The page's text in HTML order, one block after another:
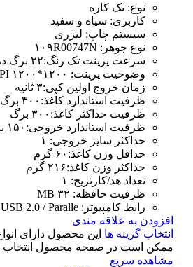
نوع: تک کاره
کاربری: سیاه و سفید
سیستم چاپ: لیزری
نوع جوهر: ۱۰۹R00747N
سرعت پرینت تک رنگ:۲۲ برگ در دقیقه
وضوحیت پرینت: ۱۲۰۰*۱۲۰۰ DPI
زمان خروج اولین کپی:۳ ثانیه
ظرفیت استاندارد کاغذ:۳۰۰ برگ
ظرفیت حداکثر کاغذ:۳۰۰ برگ
ظرفیت استاندارد خروجی:۱۵۰ برگ
حداکثر سایز خروجی: ۱
حداقل وزن کاغذ:۶۰ گرم
حداکثر وزن کاغذ:۲۱۶ گرم
تعداد هد/کارتریج: ۱
ظرفیت حافظه: ۳۲ MB
رابط کامپیوتر: USB 2.0 / Paralle
افزودن به علاقه مندی
انتخاب گزینه ها این محصول دارای
ممکن است در صفحه محصول انتخاب
مشاهده سریع